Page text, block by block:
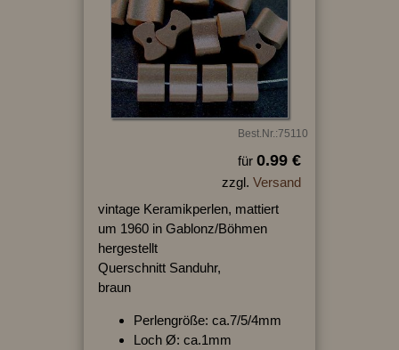
Best.Nr.:75110
für 0.99 €
zzgl. Versand
vintage Keramikperlen, mattiert
um 1960 in Gablonz/Böhmen
hergestellt
Querschnitt Sanduhr,
braun
Perlengröße: ca.7/5/4mm
Loch Ø: ca.1mm